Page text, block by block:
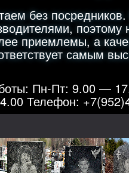
без
приемлемы, а
самым
Пн-Пт: 9.00 —
Телефон: